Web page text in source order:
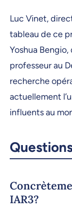
Luc Vinet,
tableau de ce
Yoshua
professeur au
recherche
actuellement
influents au
IAR3?